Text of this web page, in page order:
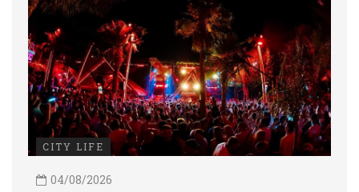
CITY LIFE
04/08/2026